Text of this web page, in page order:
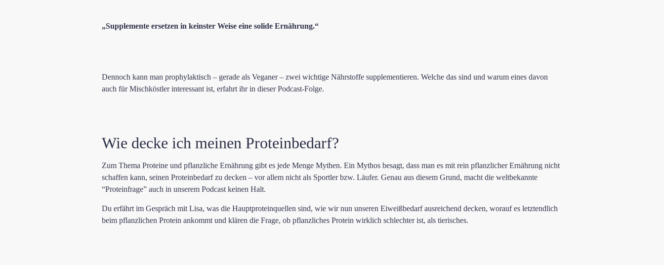
„Supplemente ersetzen in keinster Weise eine solide Ernährung.“
Dennoch kann man prophylaktisch – gerade als Veganer – zwei wichtige Nährstoffe supplementieren. Welche das sind und warum eines davon
auch für Mischköstler interessant ist, erfahrt ihr in dieser Podcast-Folge.
Wie decke ich meinen Proteinbedarf?
Zum Thema Proteine und pflanzliche Ernährung gibt es jede Menge Mythen. Ein Mythos besagt, dass man es mit rein pflanzlicher Ernährung nicht
schaffen kann, seinen Proteinbedarf zu decken – vor allem nicht als Sportler bzw. Läufer. Genau aus diesem Grund, macht die weltbekannte
“Proteinfrage” auch in unserem Podcast keinen Halt.
Du erfährt im Gespräch mit Lisa, was die Hauptproteinquellen sind, wie wir nun unseren Eiweißbedarf ausreichend decken, worauf es letztendlich
beim pflanzlichen Protein ankommt und klären die Frage, ob pflanzliches Protein wirklich schlechter ist, als tierisches.